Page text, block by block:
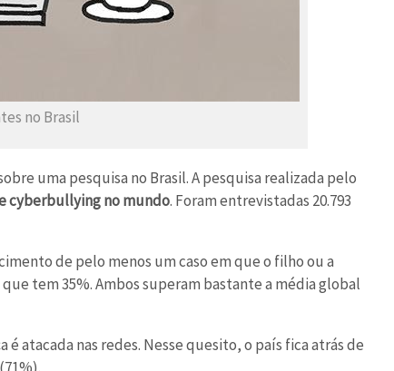
no Brasil
uma pesquisa no Brasil. A pesquisa realizada pelo
cyberbullying no mundo. Foram entrevistadas 20.793
de pelo menos um caso em que o filho ou a
tem 35%. Ambos superam bastante a média global
atacada nas redes. Nesse quesito, o país fica atrás de